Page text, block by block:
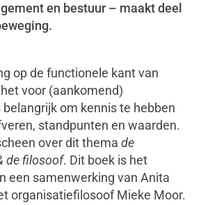
en bestuur – maakt deel
op de functionele kant van
voor (aankomend)
om kennis te hebben
standpunten en waarden.
over dit themade
de filosoof. Dit boek is het
een samenwerking van Anita
organisatiefilosoof Mieke Moor.